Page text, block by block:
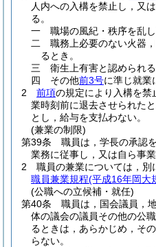
人内への入構を禁止し，又
る。
一
職場の風紀・秩序を乱
二
職務上必要のない火器
るとき。
三
衛生上有害と認められる
四
その他前3号に準じ就業
2
前項の規定により入構を禁
業時刻前に退去させられた
とし，給与を支払わない。
(兼業の制限)
第39条
職員は，学長の承認
業務に従事し，又は自ら事
2
職員の兼業については，別
職員兼業規程(平成16年岡大
(公職への立候補・就任)
第40条
職員は，国会議員，
体の議会の議員その他の公
るときは，あらかじめ，そ
らない。